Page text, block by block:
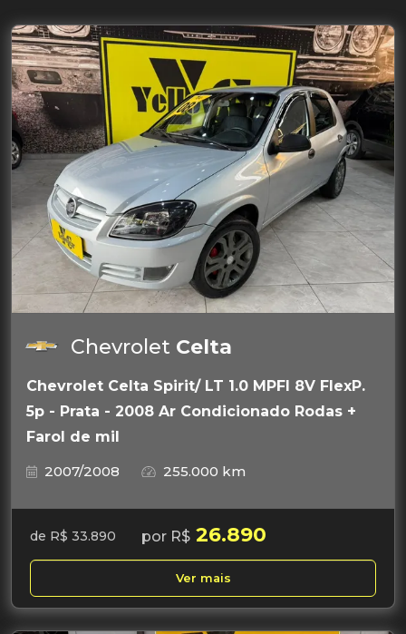
Chevrolet Celta
Chevrolet Celta Spirit/ LT 1.0 MPFI 8V FlexP.
5p - Prata - 2008 Ar Condicionado Rodas +
Farol de mil
2007/2008
255.000 km
de R$ 33.890 por R$ 26.890
Ver mais